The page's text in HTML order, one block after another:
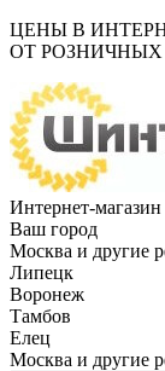
ЦЕНЫ В
ОТ
Интернет-магазин
Ваш город
Москва и другие
Липецк
Воронеж
Тамбов
Елец
Москва и другие